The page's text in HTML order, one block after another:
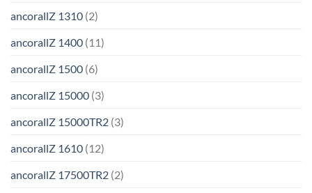
ancorallZ 1310 (2)
ancorallZ 1400 (11)
ancorallZ 1500 (6)
ancorallZ 15000 (3)
ancorallZ 15000TR2 (3)
ancorallZ 1610 (12)
ancorallZ 17500TR2 (2)